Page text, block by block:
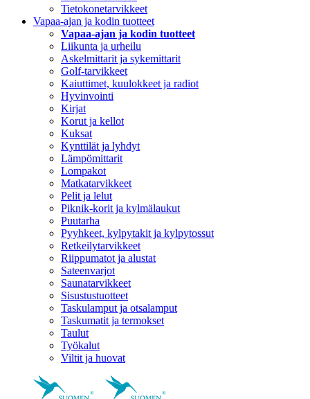
Tietokonetarvikkeet
Vapaa-ajan ja kodin tuotteet
Vapaa-ajan ja kodin tuotteet
Liikunta ja urheilu
Askelmittarit ja sykemittarit
Golf-tarvikkeet
Kaiuttimet, kuulokkeet ja radiot
Hyvinvointi
Kirjat
Korut ja kellot
Kuksat
Kynttilät ja lyhdyt
Lämpömittarit
Lompakot
Matkatarvikkeet
Pelit ja lelut
Piknik-korit ja kylmälaukut
Puutarha
Pyyhkeet, kylpytakit ja kylpytossut
Retkeilytarvikkeet
Riippumatot ja alustat
Sateenvarjot
Saunatarvikkeet
Sisustustuotteet
Taskulamput ja otsalamput
Taskumatit ja termokset
Taulut
Työkalut
Viltit ja huovat